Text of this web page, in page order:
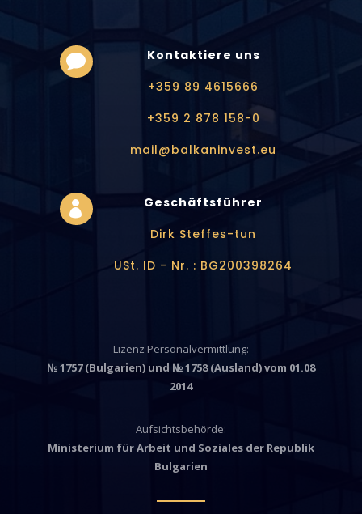

Kontaktiere uns
+359 89 4615666
+359 2 878 158-0
mail@balkaninvest.eu

Geschäftsführer
Dirk Steffes-tun
USt. ID - Nr. : BG200398264
Lizenz Personalvermittlung:
№ 1757 (Bulgarien) und № 1758 (Ausland) vom 01.08
2014
Aufsichtsbehörde:
Ministerium für Arbeit und Soziales der Republik
Bulgarien